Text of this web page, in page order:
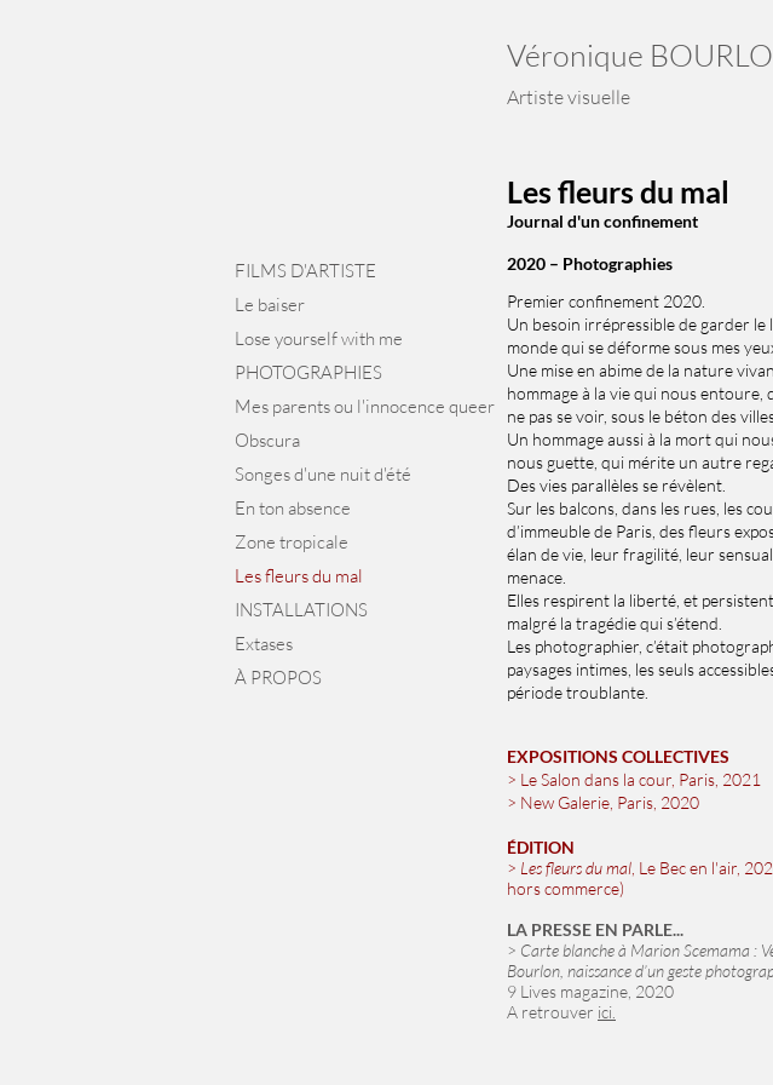
Véronique
Artiste visuelle
Les fleurs du mal
Journal d'un confinement
2020 – Photographies
Premier confinement 2020.
Un besoin irrépressible de garder le
monde qui se déforme sous mes
Une mise en abime de la nature
hommage à la vie qui nous entoure,
ne pas se voir, sous le béton des
Un hommage aussi à la mort qui
nous guette, qui mérite un autre
Des vies parallèles se révèlent.
Sur les balcons, dans les rues, les
d’immeuble de Paris, des fleurs
élan de vie, leur fragilité, leur
menace.
Elles respirent la liberté, et
malgré la tragédie qui s’étend.
Les photographier, c’était
paysages intimes, les seuls
période troublante.
EXPOSITIONS COLLECTIVES
> Le Salon dans la cour, Paris, 2021
> New Galerie, Paris, 2020
ÉDITION
> Les fleurs du mal , Le Bec en l'air,
hors commerce)
LA PRESSE EN PARLE...
> Carte blanche à Marion Scemama :
Bourlon, naissance d’un geste
9 Lives magazine, 2020
A retrouver ici.
FILMS D'ARTISTE
Le baiser
Lose yourself with me
PHOTOGRAPHIES
Mes parents ou l'innocence queer
Obscura
Songes d'une nuit d'été
En ton absence
Zone tropicale
Les fleurs du mal
INSTALLATIONS
Extases
À PROPOS